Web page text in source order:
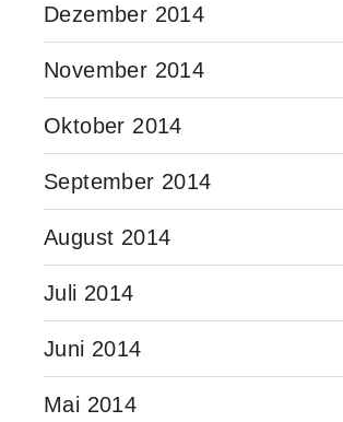
Dezember 2014
November 2014
Oktober 2014
September 2014
August 2014
Juli 2014
Juni 2014
Mai 2014